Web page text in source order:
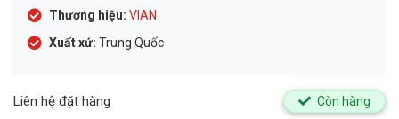
Thương hiệu: VIAN
Xuất xứ: Trung Quốc
Liên hệ đặt hàng Còn hàng